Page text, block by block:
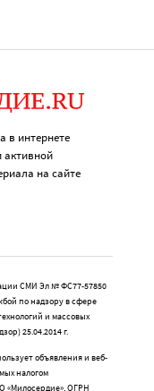
в интернете
активной
на сайте
СМИ Эл № ФС77-57850
по надзору в сфере
и массовых
25.04.2014 г.
объявления и веб-
налогом
«Милосердие», ОГРН